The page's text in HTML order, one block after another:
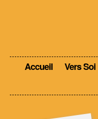
Accueil Vers